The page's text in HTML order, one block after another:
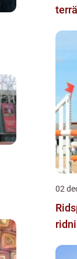
02